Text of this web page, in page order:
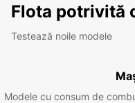
Flota potrivită
Testează noile modele
Modele cu consum de